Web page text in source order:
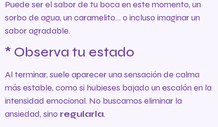
Puede ser el sabor de tu boca en este momento, un
sorbo de agua, un caramelito… o incluso imaginar un
sabor agradable.
* Observa tu estado
Al terminar, suele aparecer una sensación de calma
más estable, como si hubieses bajado un escalón en la
intensidad emocional. No buscamos eliminar la
ansiedad, sino regularla.